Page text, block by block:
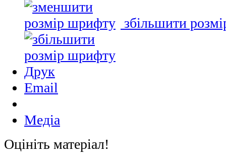
збільшити
Друк
Email
Медіа
Оцініть матеріал!